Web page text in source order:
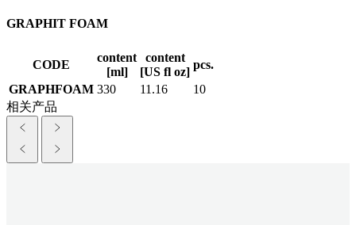
GRAPHIT FOAM
CODE
content
[ml]
content
[US fl oz]
pcs.
GRAPHFOAM 330 11.16
10
相关产品